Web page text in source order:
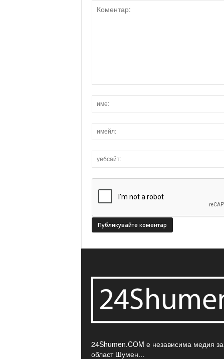
24Shumen.COM е независима медия за
област Шумен...